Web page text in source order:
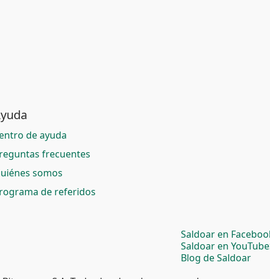
de ayuda
frecuentes
somos
de referidos
Saldoar en
Saldoar en YouTube
Blog de Saldoar